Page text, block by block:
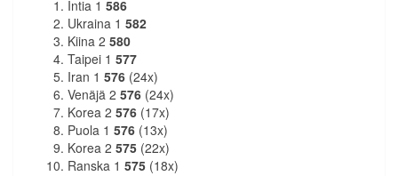
Intia 1 586
Ukraina 1 582
Kiina 2 580
Taipei 1 577
Iran 1 576 (24x)
Venäjä 2 576 (24x)
Korea 2 576 (17x)
Puola 1 576 (13x)
Korea 2 575 (22x)
Ranska 1 575 (18x)